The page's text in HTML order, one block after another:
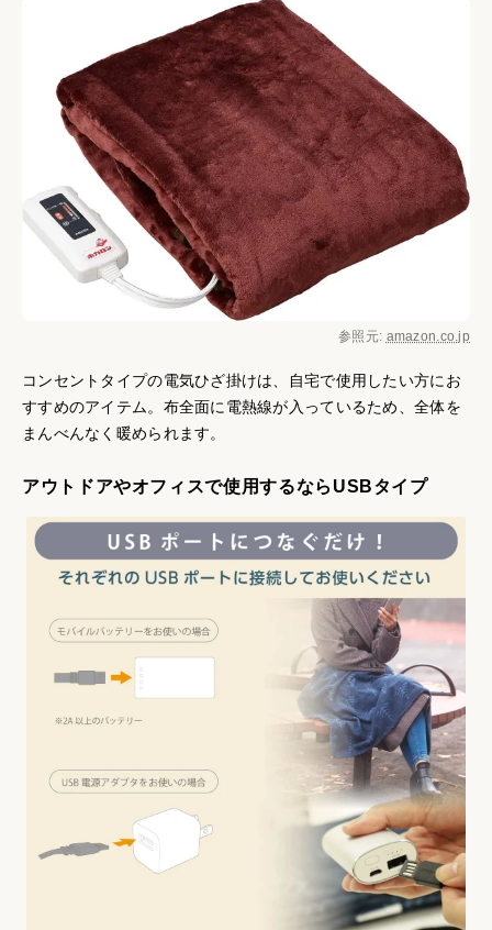
参照元: amazon.co.jp
コンセントタイプの電気ひざ掛けは、自宅で使用したい方にお
すすめのアイテム。布全面に電熱線が入っているため、全体を
まんべんなく暖められます。
アウトドアやオフィスで使用するならUSBタイプ